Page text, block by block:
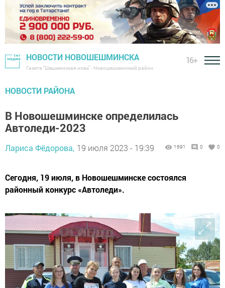
НОВОСТИ НОВОШЕШМИНСКА
Газета "Шешминская новь" - Новошешминский район
16+
НОВОСТИ РАЙОНА
В Новошешминске определилась
Автоледи-2023
Лариса Фёдорова, 19 июля 2023 - 19:39 1691 0 0
Сегодня, 19 июля, в Новошешминске состоялся
районный конкурс «Автоледи».